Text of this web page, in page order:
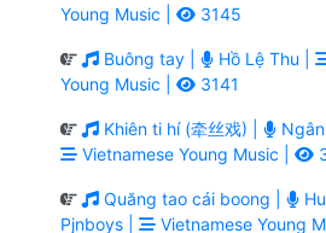
Young Music |
3145
Buông tay | Hồ Lệ Thu |
Young Music |
3141
Khiên ti hí (牵丝戏) |
Ngân
Vietnamese Young Music |
Quăng tao cái boong |
Pjnboys |
Vietnamese Young